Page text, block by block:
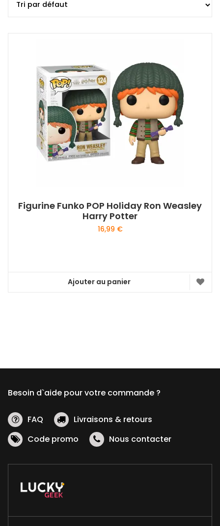
Figurine Funko POP Holiday Ron Weasley
Harry Potter
16,99 €
Ajouter au panier
Besoin d`aide pour votre commande ?
FAQ
Livraisons & retours
Code promo
Nous contacter